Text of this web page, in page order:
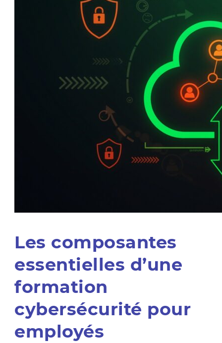
Les composantes
essentielles d’une
formation
cybersécurité pour
employés